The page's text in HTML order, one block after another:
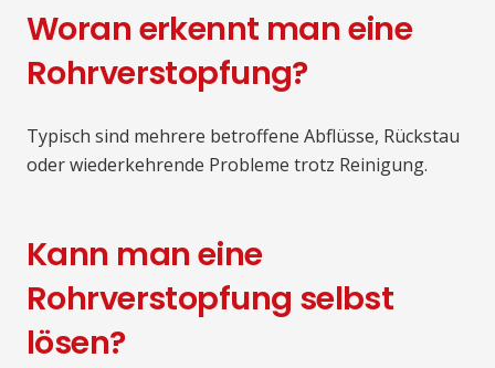
Woran erkennt man eine
Rohrverstopfung?
Typisch sind mehrere betroffene Abflüsse, Rückstau
oder wiederkehrende Probleme trotz Reinigung.
Kann man eine
Rohrverstopfung selbst
lösen?